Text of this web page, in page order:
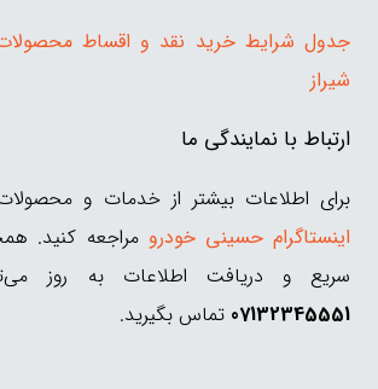
جدول شرایط خرید نقد و اقساط محصولات
شیراز
ارتباط با نمایندگی ما
برای اطلاعات بیشتر از خدمات و
اینستاگرام حسینی خودرو مراجعه کنید.
سریع و دریافت اطلاعات به روز
07132345551 تماس بگیرید.